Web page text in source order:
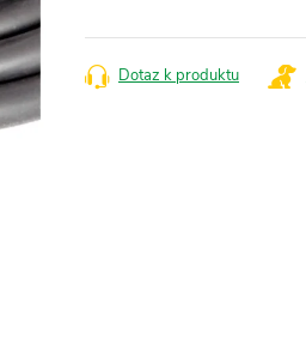
cena:
Dotaz k produktu